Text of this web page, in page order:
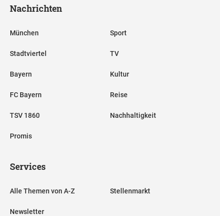
Nachrichten
München
Stadtviertel
Bayern
FC Bayern
TSV 1860
Promis
Sport
TV
Kultur
Reise
Nachhaltigkeit
Services
Alle Themen von A-Z
Newsletter
Stellenmarkt